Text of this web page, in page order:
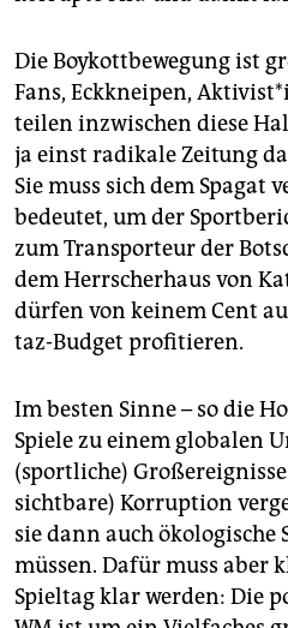
Die Boykottbewegung ist
Fans, Eckkneipen,
teilen inzwischen diese
ja einst radikale Zeitung
Sie muss sich dem Spagat
bedeutet, um der
zum Transporteur der
dem Herrscherhaus von
dürfen von keinem Cent
taz-Budget profitieren.
Im besten Sinne – so die
Spiele zu einem globalen
(sportliche)
sichtbare) Korruption
sie dann auch
müssen. Dafür muss aber
Spieltag klar werden: Die